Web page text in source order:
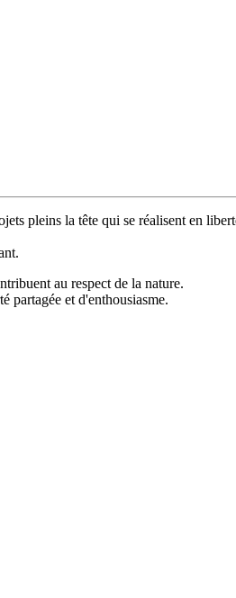
pleins la tête qui se réalisent en
au respect de la nature.
partagée et d'enthousiasme.